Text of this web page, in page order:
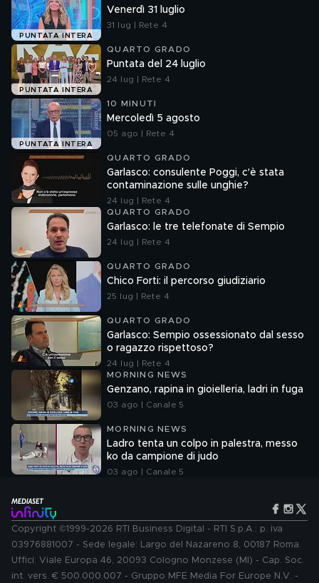
PUNTATA INTERA
Venerdì 31 luglio
31 lug | Rete 4
PUNTATA INTERA
QUARTO GRADO
Puntata del 24 luglio
24 lug | Rete 4
PUNTATA INTERA
10 MINUTI
Mercoledì 5 agosto
05 ago | Rete 4
QUARTO GRADO
Garlasco: consulente Poggi, c'è stata
contaminazione sulle unghie?
24 lug | Rete 4
QUARTO GRADO
Garlasco: le tre telefonate di Sempio
24 lug | Rete 4
QUARTO GRADO
Chico Forti: il percorso giudiziario
25 lug | Rete 4
QUARTO GRADO
Garlasco: Sempio ossessionato dal sesso
o ragazzo rispettoso?
24 lug | Rete 4
MORNING NEWS
Genzano, rapina in gioielleria, ladri in fuga
03 ago | Canale 5
MORNING NEWS
Ladro tenta un colpo in palestra, messo
ko da campione di judo
03 ago | Canale 5
Copyright ©1999-2026 RTI Business Digital - RTI S.p.A.: p. iva
03976881007 - Sede legale: Largo del Nazareno 8, 00187 Roma.
Uffici: Viale Europa 46, 20093 Cologno Monzese (MI) - Cap. Soc.
int. vers. € 500.000.007 - Gruppo MFE Media For Europe N.V. -